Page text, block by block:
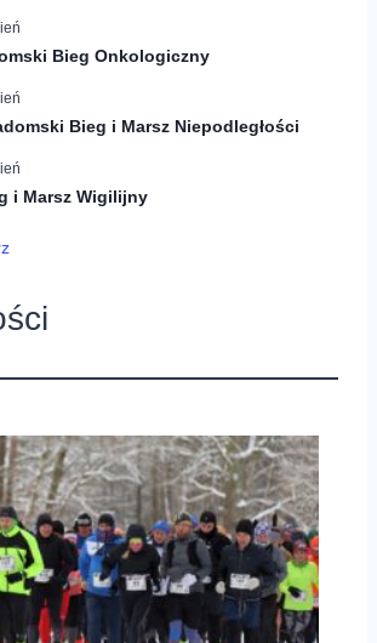
Bieg Onkologiczny
Bieg i Marsz Niepodległości
i Marsz Wigilijny